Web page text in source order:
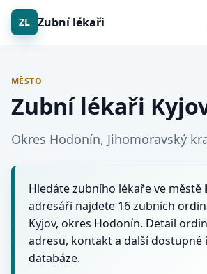
ZL Zubní lékaři
MĚSTO
Zubní lékaři
Okres Hodonín, Jihomoravský
Hledáte zubního lékaře ve městě
adresáři najdete 16 zubních
Kyjov, okres Hodonín. Detail
adresu, kontakt a další dostupné
databáze.